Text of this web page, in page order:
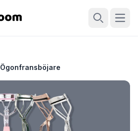
Ögonfransböjare